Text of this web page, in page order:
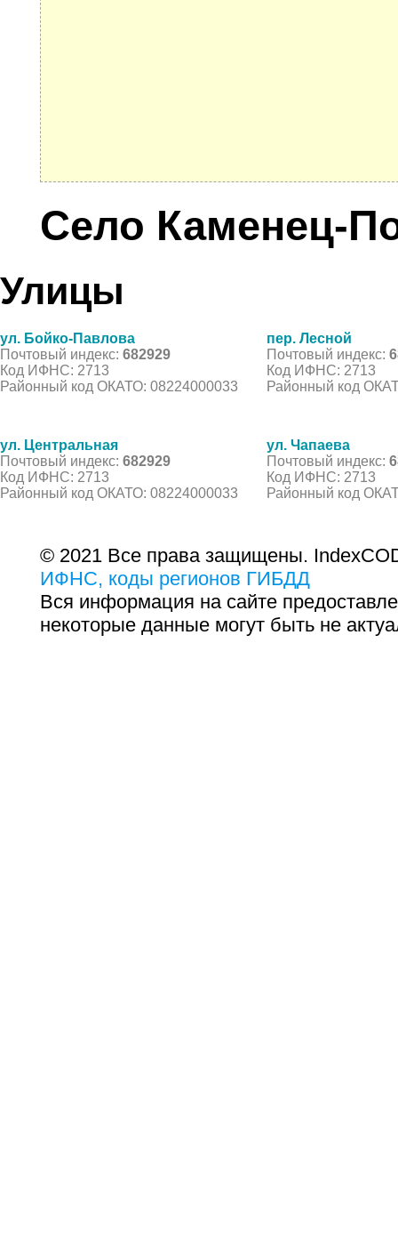
Село Каменец-
Улицы
ул. Бойко-Павлова
Почтовый индекс: 682929
Код ИФНС: 2713
Районный код ОКАТО: 08224000033
пер. Лесной
Почтовый индекс:
Код ИФНС: 2713
Районный код
ул. Центральная
Почтовый индекс: 682929
Код ИФНС: 2713
Районный код ОКАТО: 08224000033
ул. Чапаева
Почтовый индекс:
Код ИФНС: 2713
Районный код
© 2021 Все права защищены.
ИФНС, коды регионов ГИБДД
Вся информация на сайте
некоторые данные могут быть не